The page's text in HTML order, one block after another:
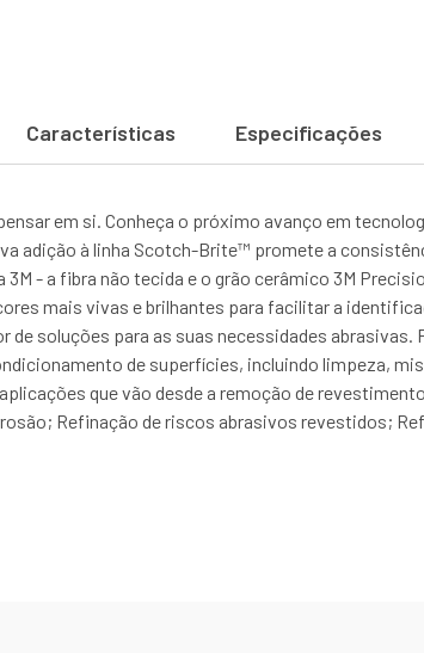
Características Especificações
em si. Conheça o próximo avanço em
adição à linha Scotch-Brite™ promete a
3M - a fibra não tecida e o grão cerâmico 3M
mais vivas e brilhantes para facilitar a
de soluções para as suas necessidades
de superfícies, incluindo limpeza,
que vão desde a remoção de
Refinação de riscos abrasivos revestidos;